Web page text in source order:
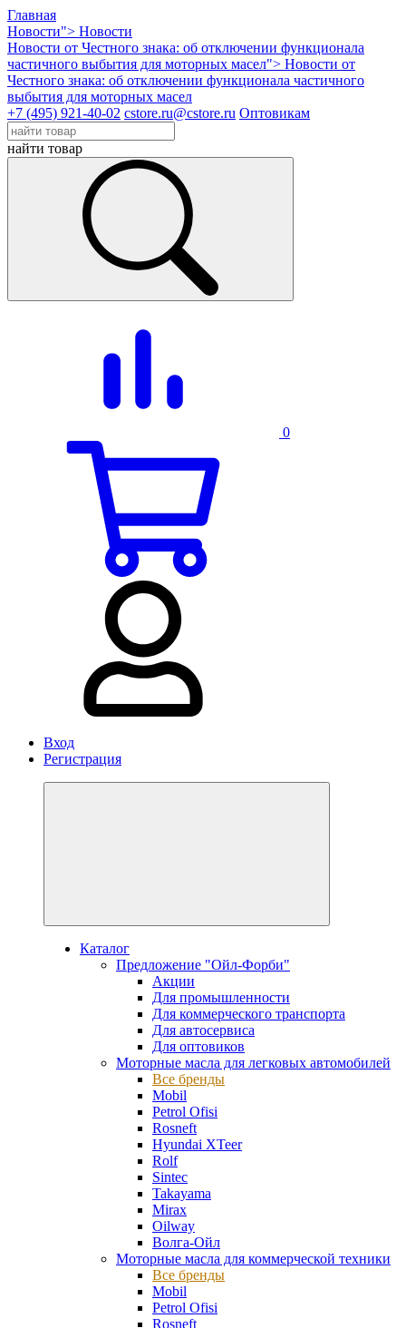
Главная
Новости"> Новости
Новости от Честного знака: об отключении функционала
частичного выбытия для моторных масел"> Новости от
Честного знака: об отключении функционала частичного
выбытия для моторных масел
+7 (495) 921-40-02 cstore.ru@cstore.ru Оптовикам
найти товар
0
Вход
Регистрация
Каталог
Предложение "Ойл-Форби"
Акции
Для промышленности
Для коммерческого транспорта
Для автосервиса
Для оптовиков
Моторные масла для легковых автомобилей
Все бренды
Mobil
Petrol Ofisi
Rosneft
Hyundai XTeer
Rolf
Sintec
Takayama
Mirax
Oilway
Волга-Ойл
Моторные масла для коммерческой техники
Все бренды
Mobil
Petrol Ofisi
Rosneft